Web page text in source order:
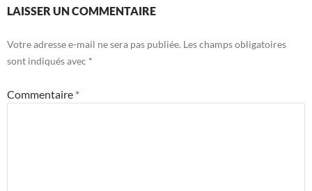
LAISSER UN COMMENTAIRE
Votre adresse e-mail ne sera pas publiée. Les champs obligatoires
sont indiqués avec *
Commentaire *